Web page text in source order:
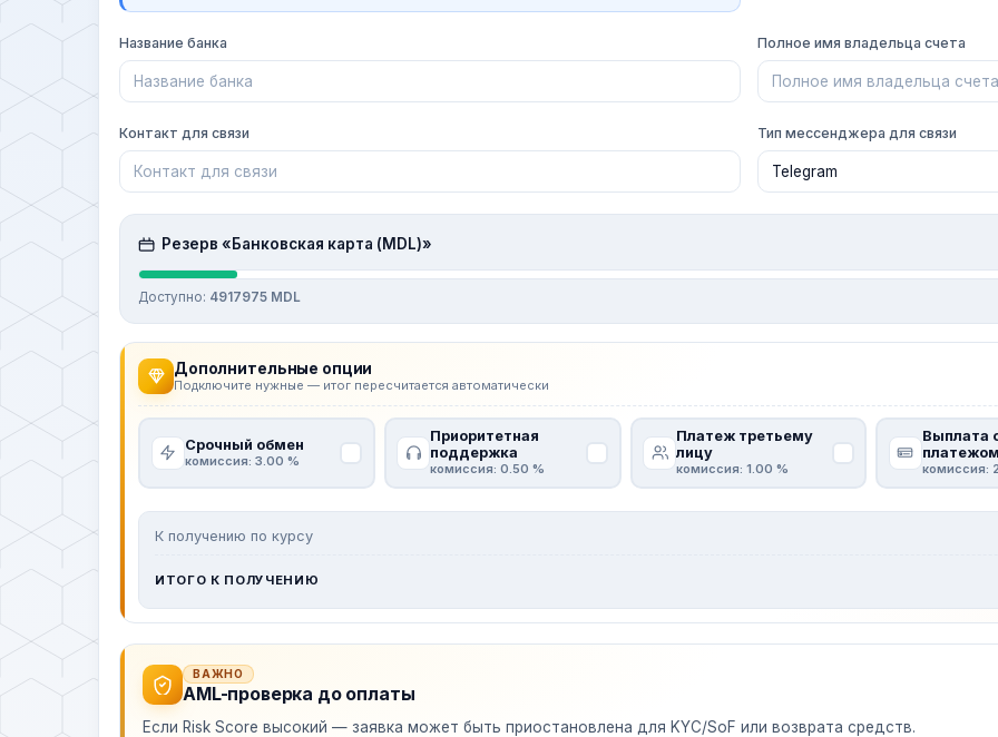
Название банка Полное имя владельца счета
Контакт для связи Тип мессенджера для связи
Резерв «Банковская карта (MDL)»
Доступно: 4917975 MDL
Дополнительные опции
Подключите нужные — итог пересчитается автоматически
Срочный обмен
комиссия: 3.00 %
Приоритетная
поддержка
комиссия: 0.50 %
Платеж третьему
лицу
комиссия: 1.00 %
Выплата
комиссия:
К получению по курсу
ИТОГО К ПОЛУЧЕНИЮ
ВАЖНО
AML-проверка до оплаты
Если Risk Score высокий — заявка может быть приостановлена для KYC/SoF или возврата средств.